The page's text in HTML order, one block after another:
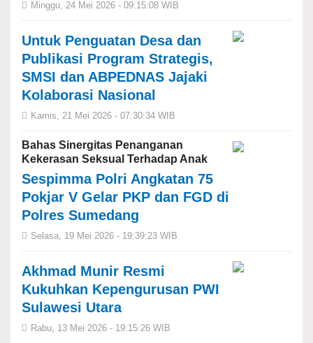
Minggu, 24 Mei 2026 - 09:15:08 WIB
Untuk Penguatan Desa dan
Publikasi Program Strategis,
SMSI dan ABPEDNAS Jajaki
Kolaborasi Nasional
Kamis, 21 Mei 2026 - 07:30:34 WIB
Bahas Sinergitas Penanganan
Kekerasan Seksual Terhadap Anak
Sespimma Polri Angkatan 75
Pokjar V Gelar PKP dan FGD di
Polres Sumedang
Selasa, 19 Mei 2026 - 19:39:23 WIB
Akhmad Munir Resmi
Kukuhkan Kepengurusan PWI
Sulawesi Utara
Rabu, 13 Mei 2026 - 19:15:26 WIB